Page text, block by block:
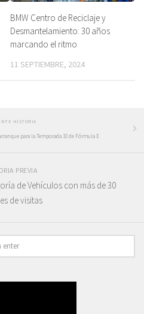
BMW Centro de Reciclaje y
Desmantelamiento: 30 años
marcando el ritmo
11 SEPTIEMBRE, 2024
HISTORIA
para la Temporada 10 de Fórmula E
PREVIA
de Vehículos con más de 30
de visitas